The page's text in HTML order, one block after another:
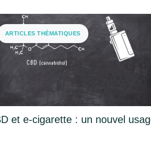
ARTICLES THÉMATIQUES
et e-cigarette : un nouvel